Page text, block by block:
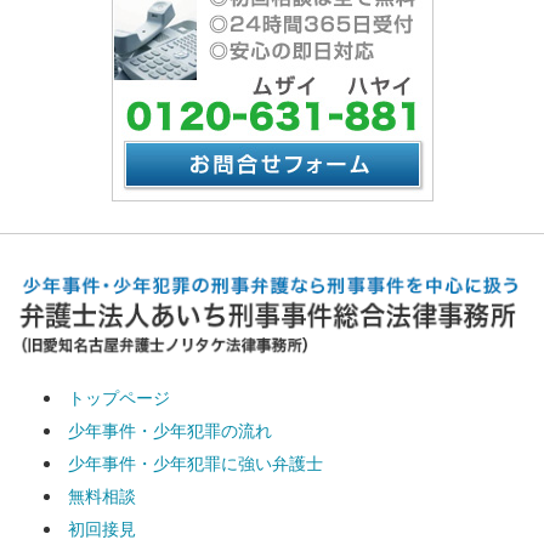
トップページ
少年事件・少年犯罪の流れ
少年事件・少年犯罪に強い弁護士
無料相談
初回接見